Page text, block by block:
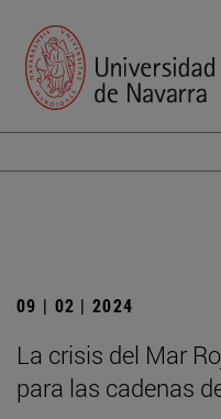
09 | 02 | 2024
La crisis del Mar
para las cadenas